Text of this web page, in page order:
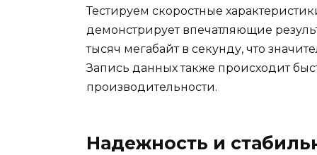
Тестируем скоростные
демонстрирует впечатляющие
тысяч мегабайт в секунду, что
Запись данных также происходит
производительности.
Надежность и